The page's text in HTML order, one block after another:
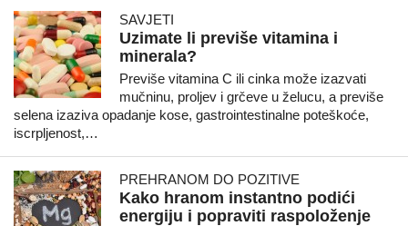
SAVJETI
Uzimate li previše vitamina i
minerala?
Previše vitamina C ili cinka može izazvati
mučninu, proljev i grčeve u želucu, a previše
selena izaziva opadanje kose, gastrointestinalne poteškoće,
iscrpljenost,…
PREHRANOM DO POZITIVE
Kako hranom instantno podići
energiju i popraviti raspoloženje